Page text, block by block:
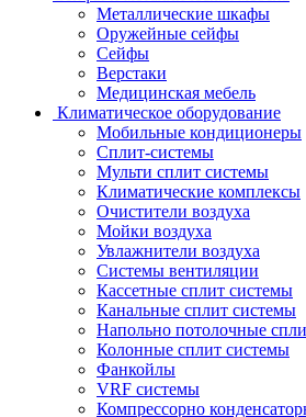
Металлические шкафы
Оружейные сейфы
Сейфы
Верстаки
Медицинская мебель
Климатическое оборудование
Мобильные кондиционеры
Сплит-системы
Мульти сплит системы
Климатические комплексы
Очистители воздуха
Мойки воздуха
Увлажнители воздуха
Системы вентиляции
Кассетные сплит системы
Канальные сплит системы
Напольно потолочные
Колонные сплит системы
Фанкойлы
VRF системы
Компрессорно